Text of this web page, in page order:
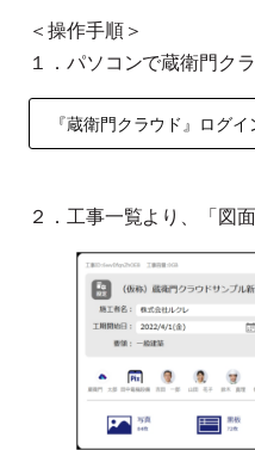
＜操作手順＞
１．パソコンで蔵衛門ク
『蔵衛門クラウド』ログ
２．工事一覧より、「図